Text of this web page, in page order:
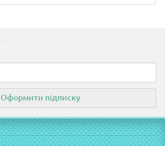
Оформити підписку